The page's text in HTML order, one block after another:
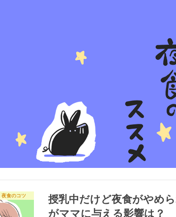
夜食のコツ
授乳中だけど夜食がやめ
がママに与える影響は？